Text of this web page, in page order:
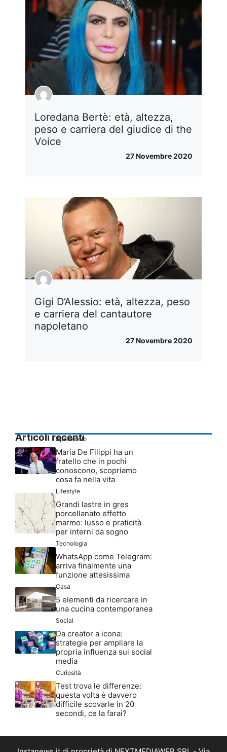
Loredana Bertè: età, altezza,
peso e carriera del giudice di the
Voice
27 Novembre 2020
Gigi D’Alessio: età, altezza, peso
e carriera del cantautore
napoletano
27 Novembre 2020
Articoli recenti
Spettacolo
Maria De Filippi ha un
fratello che in pochi
conoscono, scopriamo
cosa fa nella vita
Lifestyle
Grandi lastre in gres
porcellanato effetto
marmo: lusso e praticità
per interni da sogno
Tecnologia
WhatsApp come Telegram:
arriva finalmente una
funzione attesissima
Casa
5 elementi da ricercare in
una cucina contemporanea
Social
Da creator a icona:
strategie per ampliare la
propria influenza sui social
media
Curiosità
Test trova le differenze:
questa volta è davvero
difficile scovarle in 20
secondi, ce la farai?